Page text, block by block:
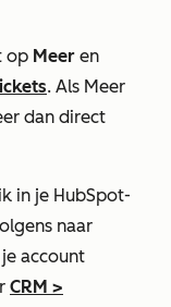
op Meer en
. Als Meer
dan direct
in je HubSpot-
naar
account
CRM >